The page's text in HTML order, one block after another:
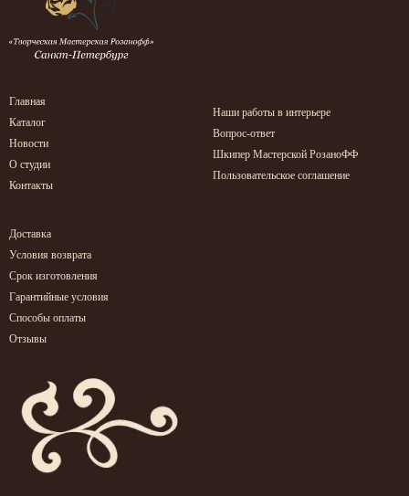
Главная
Каталог
Новости
О студии
Контакты
Наши работы в интерьере
Вопрос-ответ
Шкипер Мастерской РозаноФФ
Пользовательское соглашение
Доставка
Условия возврата
Срок изготовления
Гарантийные условия
Способы оплаты
Отзывы